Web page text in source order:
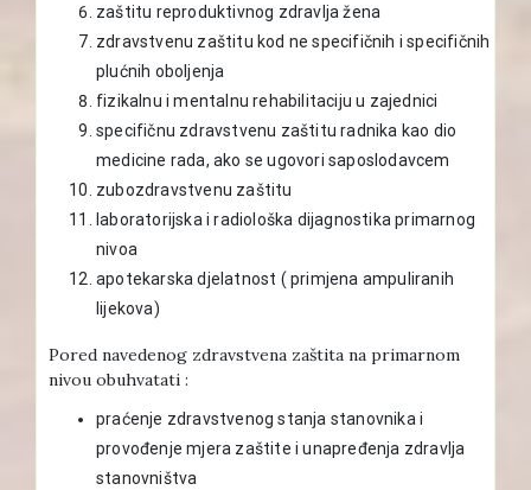
zaštitu reproduktivnog zdravlja žena
zdravstvenu zaštitu kod ne specifičnih i specifičnih
plućnih oboljenja
fizikalnu i mentalnu rehabilitaciju u zajednici
specifičnu zdravstvenu zaštitu radnika kao dio
medicine rada, ako se ugovori saposlodavcem
zubozdravstvenu zaštitu
laboratorijska i radiološka dijagnostika primarnog
nivoa
apotekarska djelatnost ( primjena ampuliranih
lijekova)
Pored navedenog zdravstvena zaštita na primarnom
nivou obuhvatati :
praćenje zdravstvenog stanja stanovnika i
provođenje mjera zaštite i unapređenja zdravlja
stanovništva